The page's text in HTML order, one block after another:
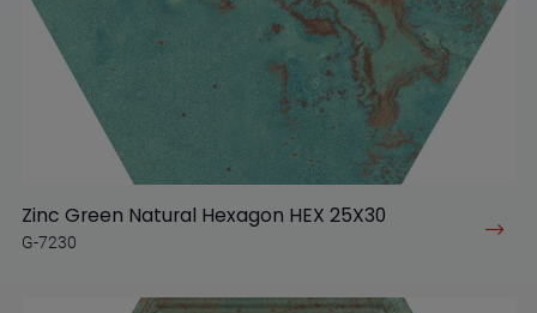
Zinc Green Natural Hexagon HEX 25X30
G-7230